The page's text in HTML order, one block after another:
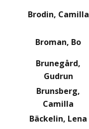
Brodin, Camilla
Broman, Bo
Brunegård,
Gudrun
Brunsberg,
Camilla
Bäckelin, Lena